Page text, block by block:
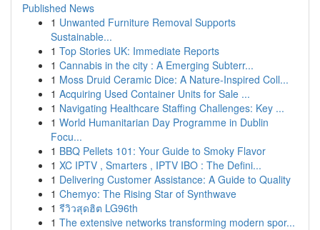
Published News
1 Unwanted Furniture Removal Supports
Sustainable...
1 Top Stories UK: Immediate Reports
1 Cannabis in the city : A Emerging Subterr...
1 Moss Druid Ceramic Dice: A Nature-Inspired Coll...
1 Acquiring Used Container Units for Sale ...
1 Navigating Healthcare Staffing Challenges: Key ...
1 World Humanitarian Day Programme in Dublin
Focu...
1 BBQ Pellets 101: Your Guide to Smoky Flavor
1 XC IPTV , Smarters , IPTV IBO : The Defini...
1 Delivering Customer Assistance: A Guide to Quality
1 Chemyo: The Rising Star of Synthwave
1 รีวิวสุดฮิต LG96th
1 The extensive networks transforming modern spor...